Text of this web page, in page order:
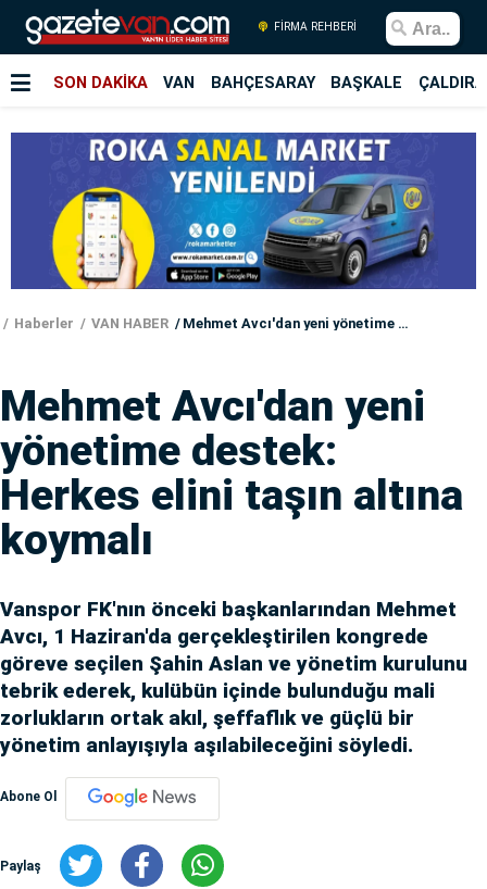
FİRMA REHBERİ
SON DAKİKA VAN BAHÇESARAY BAŞKALE
Haberler VAN HABER Mehmet Avcı'dan yeni yönetime destek: Herkes elini taşın altına koymalı
Mehmet Avcı'dan yeni
yönetime destek:
Herkes elini taşın altına
koymalı
Vanspor FK'nın önceki başkanlarından Mehmet
Avcı, 1 Haziran'da gerçekleştirilen kongrede
göreve seçilen Şahin Aslan ve yönetim kurulunu
tebrik ederek, kulübün içinde bulunduğu mali
zorlukların ortak akıl, şeffaflık ve güçlü bir
yönetim anlayışıyla aşılabileceğini söyledi.
Abone Ol
Paylaş